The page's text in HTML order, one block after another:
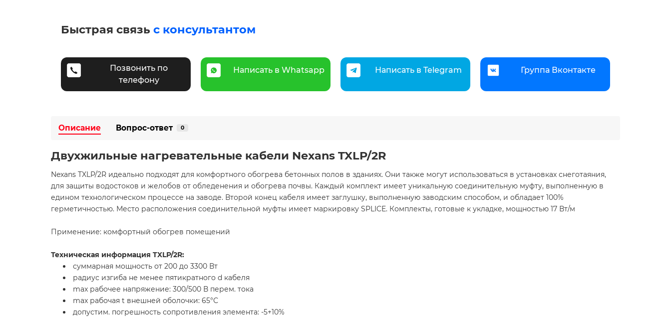
Быстрая связь с консультантом
Позвонить по
телефону
Написать в Whatsapp Написать в Telegram Группа Вконтакте
Описание Вопрос-ответ 0
Двухжильные нагревательные кабели Nexans TXLP/2R
Nexans TXLP/2R идеально подходят для комфортного обогрева бетонных полов в зданиях. Они также могут использоваться в установках снеготаяния,
для защиты водостоков и желобов от обледенения и обогрева почвы. Каждый комплект имеет уникальную соединительную муфту, выполненную в
едином технологическом процессе на заводе. Второй конец кабеля имеет заглушку, выполненную заводским способом, и обладает 100%
герметичностью. Место расположения соединительной муфты имеет маркировку SPLICE. Комплекты, готовые к укладке, мощностью 17 Вт/м
Применение: комфортный обогрев помещений
Техническая информация TXLP/2R:
суммарная мощность от 200 до 3300 Вт
радиус изгиба не менее пятикратного d кабеля
max рабочее напряжение: 300/500 В перем. тока
max рабочая t внешней оболочки: 65°С
допустим. погрешность сопротивления элемента: -5+10%